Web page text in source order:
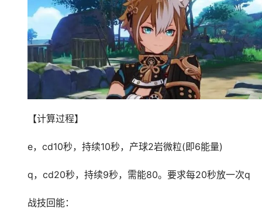
【计算过程】
e，cd10秒，持续10秒，产球2岩微粒(即6能量)
q，cd20秒，持续9秒，需能80。要求每20秒放一次q
战技回能：